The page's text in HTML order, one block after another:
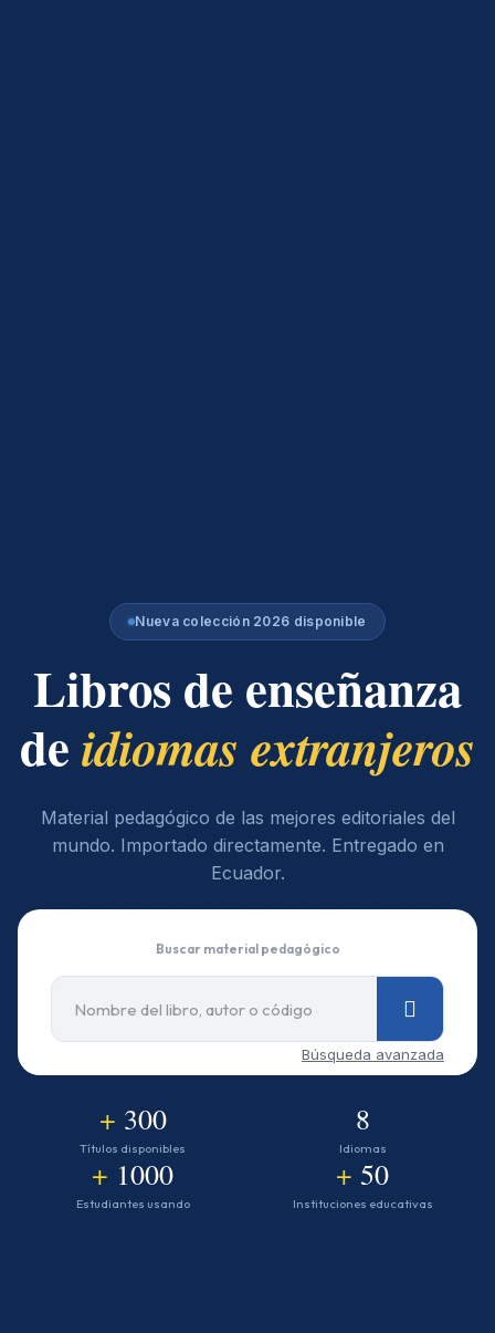
Nueva colección 2026 disponible
Libros de enseñanza
deidiomas extranjeros
Material pedagógico de las mejores editoriales del
mundo. Importado directamente. Entregado en
Ecuador.
Buscar material pedagógico
Búsqueda avanzada
+ 300
Títulos disponibles
8
Idiomas
+ 1000
Estudiantes usando
+ 50
Instituciones educativas